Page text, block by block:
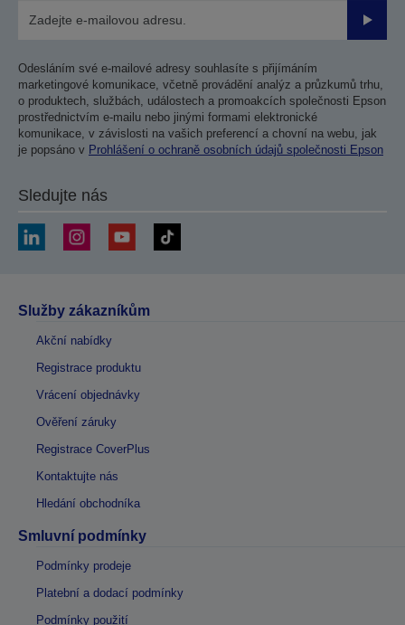
Odesláním své e-mailové adresy souhlasíte s přijímáním
marketingové komunikace, včetně provádění analýz a průzkumů trhu,
o produktech, službách, událostech a promoakcích společnosti Epson
prostřednictvím e-mailu nebo jinými formami elektronické
komunikace, v závislosti na vašich preferencí a chovní na webu, jak
je popsáno v Prohlášení o ochraně osobních údajů společnosti Epson
Sledujte nás
Služby zákazníkům
Akční nabídky
Registrace produktu
Vrácení objednávky
Ověření záruky
Registrace CoverPlus
Kontaktujte nás
Hledání obchodníka
Smluvní podmínky
Podmínky prodeje
Platební a dodací podmínky
Podmínky použití